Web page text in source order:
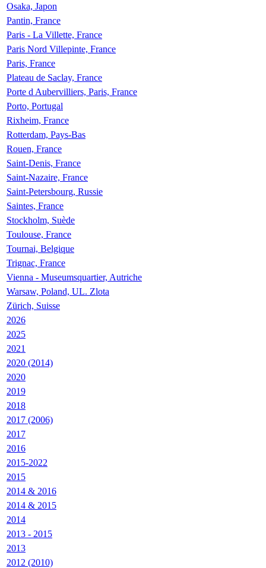
Osaka, Japon
Pantin, France
Paris - La Villette, France
Paris Nord Villepinte, France
Paris, France
Plateau de Saclay, France
Porte d Aubervilliers, Paris, France
Porto, Portugal
Rixheim, France
Rotterdam, Pays-Bas
Rouen, France
Saint-Denis, France
Saint-Nazaire, France
Saint-Petersbourg, Russie
Saintes, France
Stockholm, Suède
Toulouse, France
Tournai, Belgique
Trignac, France
Vienna - Museumsquartier, Autriche
Warsaw, Poland, UL. Zlota
Zürich, Suisse
2026
2025
2021
2020 (2014)
2020
2019
2018
2017 (2006)
2017
2016
2015-2022
2015
2014 & 2016
2014 & 2015
2014
2013 - 2015
2013
2012 (2010)